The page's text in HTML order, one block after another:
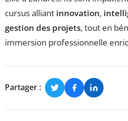
cursus alliant innovation,
gestion des projets, tout en
immersion professionnelle
Partager :